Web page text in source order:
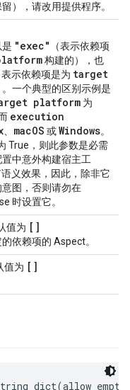
），请改用提供程序。
是 "exec"
（表示依赖项
构建的），也
表示依赖项是为 target
一个典型的区别示例是
platform 为
execution
macOS 或Windows。
True，则此参数是必需
中意外构建宿主工
义效果，因此，除非它
图，否则请勿在
时设置它。
值为 []
依赖项的 Aspect。
值为 []